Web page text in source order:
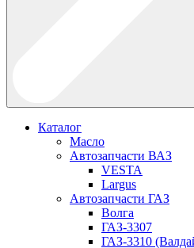
Каталог
Масло
Автозапчасти ВАЗ
VESTA
Largus
Автозапчасти ГАЗ
Волга
ГАЗ-3307
ГАЗ-3310